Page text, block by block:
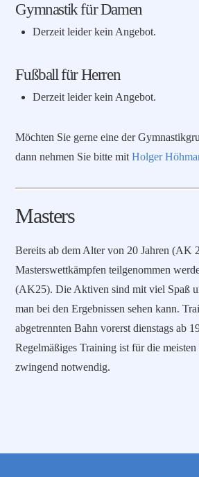
Gymnastik für Damen
Derzeit leider kein Angebot.
Fußball für Herren
Derzeit leider kein Angebot.
Möchten Sie gerne eine der
dann nehmen Sie bitte mitHolger
Masters
Bereits ab dem Alter von 20 Jahren (AK
Masterswettkämpfen teilgenommen
(AK25). Die Aktiven sind mit viel Spaß
man bei den Ergebnissen sehen kann.
abgetrennten Bahn vorerst dienstags ab
Regelmäßiges Training ist für die
zwingend notwendig.